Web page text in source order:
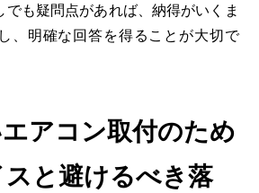
も疑問点があれば、納得がいくま
、明確な回答を得ることが大切で
アコン取付のため
と避けるべき落